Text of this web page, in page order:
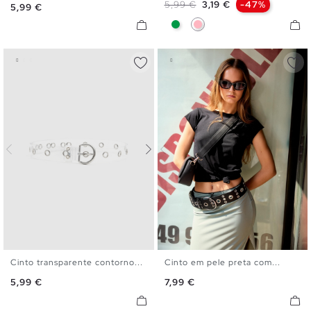
Preço
5,99 € Preço normal
5,99 € Preço
3,19 € -47%
VerdeRosa Claro
S
Cinto transparente contorno...
Preço
5,99 €
M
Cinto em pele preta com...
Preço
7,99 €